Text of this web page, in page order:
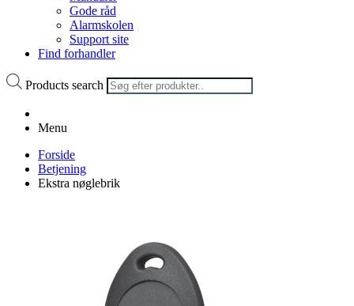
Gode råd
Alarmskolen
Support site
Find forhandler
Products search
Menu
Forside
Betjening
Ekstra nøglebrik